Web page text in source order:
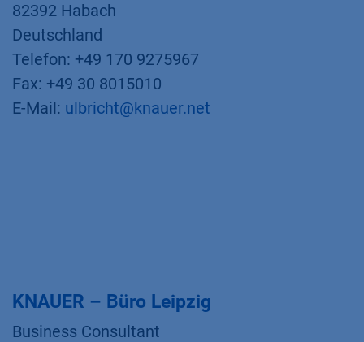
82392 Habach
Deutschland
Telefon: +49 170 9275967
Fax: +49 30 8015010
E-Mail: ulbricht@knauer.net
KNAUER – Büro Leipzig
Business Consultant